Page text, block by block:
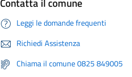
Leggi le domande frequenti
Richiedi Assistenza
Chiama il comune 0825 849005